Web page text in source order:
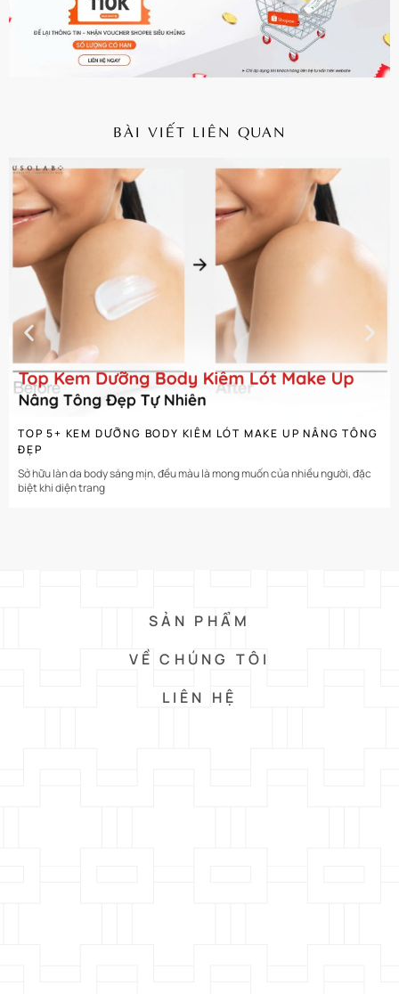
BÀI VIẾT LIÊN QUAN
TOP 5+ KEM DƯỠNG BODY KIÊM LÓT MAKE UP NÂNG TÔNG
ĐẸP
Sở hữu làn da body sáng mịn, đều màu là mong muốn của nhiều người, đặc
biệt khi diện trang
SẢN PHẨM
VỀ CHÚNG TÔI
LIÊN HỆ